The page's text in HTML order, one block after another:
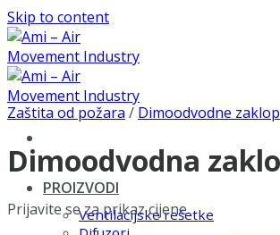
Skip to content
PROIZVODI
Ventilacijske rešetke
Zaštita od požara / Dimoodvodne
Dimoodvodna
Prijavite se za prikaz cijene